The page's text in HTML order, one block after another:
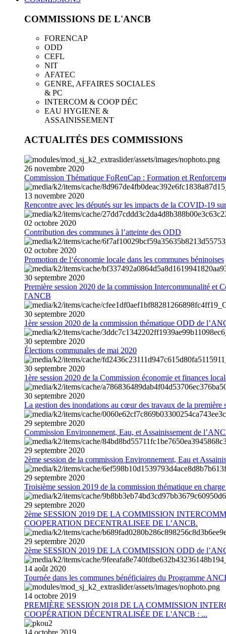
COMMISSIONS DE L'ANCB
FORENCAP
ODD
CEFL
NIT
AFATEC
GENRE, AFFAIRES SOCIALES
& PC
INTERCOM & COOP DÉC
EAU HYGIENE &
ASSAINISSEMENT
ACTUALITÉS DES COMMISSIONS
26 novembre 2020
Commission Thématique FoRenCap : Formation et
13 novembre 2020
Rencontre avec les députés sur les impacts de la COVID-19
02 octobre 2020
Contribution des communes à l’atteinte des ODD
02 octobre 2020
Promotion de l‘économie locale dans les communes béninoises
30 septembre 2020
Première session 2020 de la commission Intercommunalité et
l'ANCB
30 septembre 2020
1ère session 2020 de la commission thématique ODD de
30 septembre 2020
Élections communales de mai 2020
30 septembre 2020
1ère session 2020 de la Commission économie et finances
30 septembre 2020
La gestion des inondations au cœur des travaux de la première
29 septembre 2020
Commission Environnement, Eau, et Assainissement de
29 septembre 2020
2ème session de la commission Environnement, Eau et
29 septembre 2020
Troisième session 2019 de la commission thématique en
29 septembre 2020
2ème SESSION 2019 DE LA COMMISSION
COOPERATION DECENTRALISEE DE L’ANCB.
29 septembre 2020
2ème SESSION 2019 DE LA COMMISSION ODD de
14 août 2020
Tournée dans les communes bénéficiaires du Programme
14 octobre 2019
PREMIÈRE SESSION 2018 DE LA COMMISSION
COOPÉRATION DÉCENTRALISÉE DE L'ANCB : ...
14 octobre 2019